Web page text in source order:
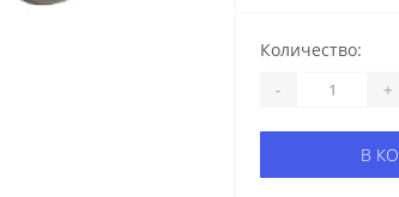
Количество:
- +
В